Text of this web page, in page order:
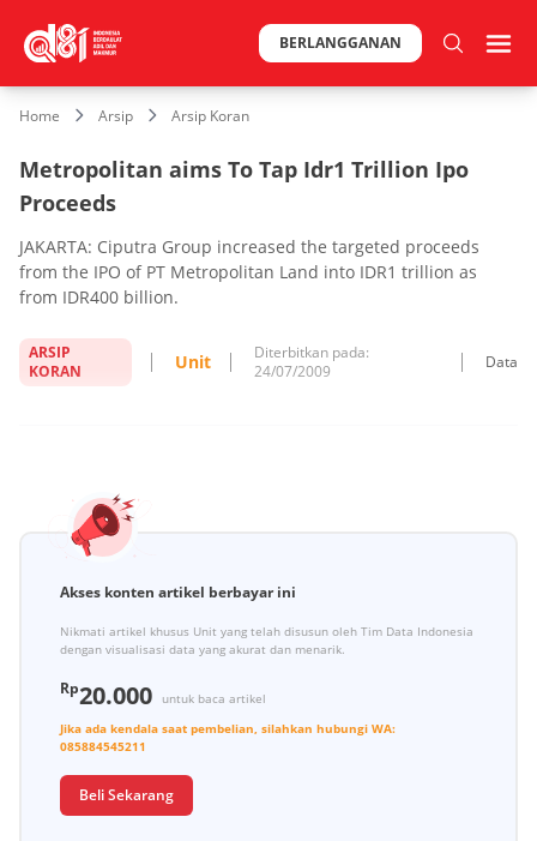
BERLANGGANAN
Home Arsip Arsip Koran
Metropolitan aims To Tap Idr1 Trillion Ipo
Proceeds
JAKARTA: Ciputra Group increased the targeted proceeds
from the IPO of PT Metropolitan Land into IDR1 trillion as
from IDR400 billion.
ARSIP
KORAN
Unit
Diterbitkan pada:
24/07/2009
Data
Akses konten artikel berbayar ini
Nikmati artikel khusus Unit yang telah disusun oleh Tim Data Indonesia
dengan visualisasi data yang akurat dan menarik.
Rp20.000
untuk baca artikel
Jika ada kendala saat pembelian, silahkan hubungi WA:
085884545211
Beli Sekarang